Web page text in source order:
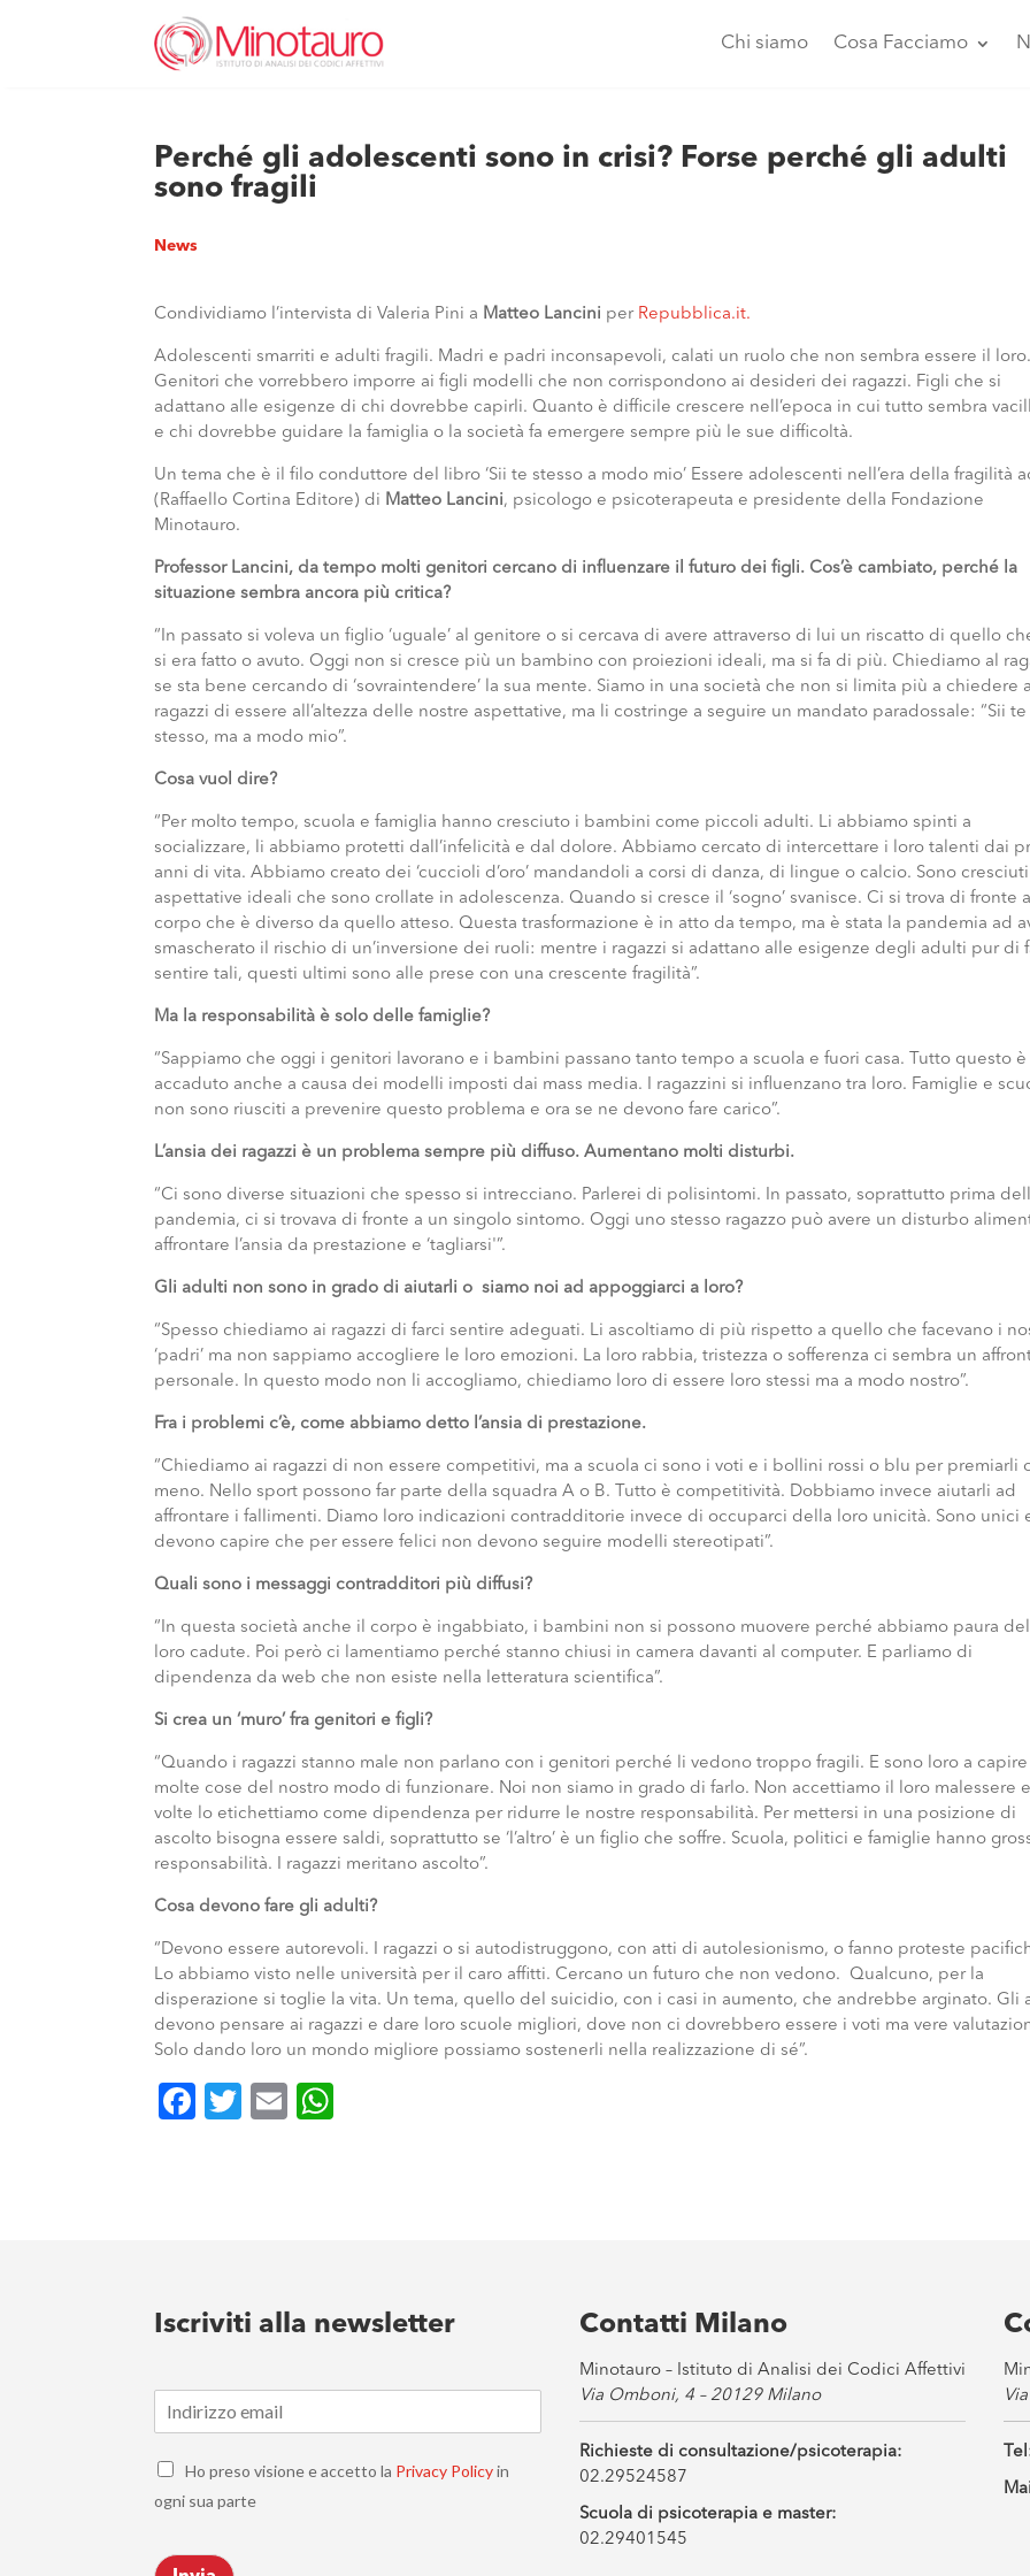
Chi siamo Cosa Facciamo
Perché gli adolescenti sono in crisi? Forse perché gli adulti
sono fragili
News
Condividiamo l’intervista di Valeria Pini a Matteo Lancini per Repubblica.it.
Adolescenti smarriti e adulti fragili. Madri e padri inconsapevoli, calati un ruolo che non sembra essere il loro.
Genitori che vorrebbero imporre ai figli modelli che non corrispondono ai desideri dei ragazzi. Figli che si
adattano alle esigenze di chi dovrebbe capirli. Quanto è difficile crescere nell’epoca in cui tutto sembra
e chi dovrebbe guidare la famiglia o la società fa emergere sempre più le sue difficoltà.
Un tema che è il filo conduttore del libro ‘Sii te stesso a modo mio’ Essere adolescenti nell’era della fragilità
(Raffaello Cortina Editore) di Matteo Lancini, psicologo e psicoterapeuta e presidente della Fondazione
Minotauro.
Professor Lancini, da tempo molti genitori cercano di influenzare il futuro dei figli. Cos’è cambiato, perché la
situazione sembra ancora più critica?
“In passato si voleva un figlio ‘uguale’ al genitore o si cercava di avere attraverso di lui un riscatto di quello
si era fatto o avuto. Oggi non si cresce più un bambino con proiezioni ideali, ma si fa di più. Chiediamo al
se sta bene cercando di ‘sovraintendere’ la sua mente. Siamo in una società che non si limita più a chiedere
ragazzi di essere all’altezza delle nostre aspettative, ma li costringe a seguire un mandato paradossale: “Sii te
stesso, ma a modo mio”.
Cosa vuol dire?
“Per molto tempo, scuola e famiglia hanno cresciuto i bambini come piccoli adulti. Li abbiamo spinti a
socializzare, li abbiamo protetti dall’infelicità e dal dolore. Abbiamo cercato di intercettare i loro talenti dai
anni di vita. Abbiamo creato dei ‘cuccioli d’oro’ mandandoli a corsi di danza, di lingue o calcio. Sono
aspettative ideali che sono crollate in adolescenza. Quando si cresce il ‘sogno’ svanisce. Ci si trova di fronte
corpo che è diverso da quello atteso. Questa trasformazione è in atto da tempo, ma è stata la pandemia ad
smascherato il rischio di un’inversione dei ruoli: mentre i ragazzi si adattano alle esigenze degli adulti pur di
sentire tali, questi ultimi sono alle prese con una crescente fragilità”.
Ma la responsabilità è solo delle famiglie?
“Sappiamo che oggi i genitori lavorano e i bambini passano tanto tempo a scuola e fuori casa. Tutto questo è
accaduto anche a causa dei modelli imposti dai mass media. I ragazzini si influenzano tra loro. Famiglie e
non sono riusciti a prevenire questo problema e ora se ne devono fare carico”.
L’ansia dei ragazzi è un problema sempre più diffuso. Aumentano molti disturbi.
“Ci sono diverse situazioni che spesso si intrecciano. Parlerei di polisintomi. In passato, soprattutto prima
pandemia, ci si trovava di fronte a un singolo sintomo. Oggi uno stesso ragazzo può avere un disturbo
affrontare l’ansia da prestazione e ‘tagliarsi'”.
Gli adulti non sono in grado di aiutarli o siamo noi ad appoggiarci a loro?
“Spesso chiediamo ai ragazzi di farci sentire adeguati. Li ascoltiamo di più rispetto a quello che facevano i
‘padri’ ma non sappiamo accogliere le loro emozioni. La loro rabbia, tristezza o sofferenza ci sembra un
personale. In questo modo non li accogliamo, chiediamo loro di essere loro stessi ma a modo nostro”.
Fra i problemi c’è, come abbiamo detto l’ansia di prestazione.
“Chiediamo ai ragazzi di non essere competitivi, ma a scuola ci sono i voti e i bollini rossi o blu per premiarli
meno. Nello sport possono far parte della squadra A o B. Tutto è competitività. Dobbiamo invece aiutarli ad
affrontare i fallimenti. Diamo loro indicazioni contradditorie invece di occuparci della loro unicità. Sono unici
devono capire che per essere felici non devono seguire modelli stereotipati”.
Quali sono i messaggi contradditori più diffusi?
“In questa società anche il corpo è ingabbiato, i bambini non si possono muovere perché abbiamo paura
loro cadute. Poi però ci lamentiamo perché stanno chiusi in camera davanti al computer. E parliamo di
dipendenza da web che non esiste nella letteratura scientifica”.
Si crea un ‘muro’ fra genitori e figli?
“Quando i ragazzi stanno male non parlano con i genitori perché li vedono troppo fragili. E sono loro a capire
molte cose del nostro modo di funzionare. Noi non siamo in grado di farlo. Non accettiamo il loro malessere
volte lo etichettiamo come dipendenza per ridurre le nostre responsabilità. Per mettersi in una posizione di
ascolto bisogna essere saldi, soprattutto se ‘l’altro’ è un figlio che soffre. Scuola, politici e famiglie hanno
responsabilità. I ragazzi meritano ascolto”.
Cosa devono fare gli adulti?
“Devono essere autorevoli. I ragazzi o si autodistruggono, con atti di autolesionismo, o fanno proteste
Lo abbiamo visto nelle università per il caro affitti. Cercano un futuro che non vedono. Qualcuno, per la
disperazione si toglie la vita. Un tema, quello del suicidio, con i casi in aumento, che andrebbe arginato. Gli
devono pensare ai ragazzi e dare loro scuole migliori, dove non ci dovrebbero essere i voti ma vere
Solo dando loro un mondo migliore possiamo sostenerli nella realizzazione di sé”.
Facebook
Twitter
Email
Iscriviti alla newsletter
m
i
*
C
e
k
Ho preso visione e accetto la Privacy Policyin
ogni sua parte
Contatti Milano
Minotauro – Istituto di Analisi dei Codici Affettivi
Via Omboni, 4 – 20129 Milano
Richieste di consultazione/psicoterapia:
02.29524587
Scuola di psicoterapia e master:
02.29401545